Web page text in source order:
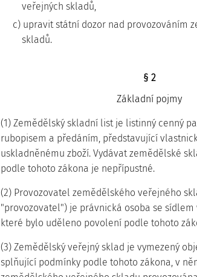
veřejných skladů,
c) upravit státní dozor nad provozováním
skladů.
§ 2
Základní pojmy
(1) Zemědělský skladní list je listinný cenný
rubopisem a předáním, představující
uskladněnému zboží. Vydávat zemědělské
podle tohoto zákona je nepřípustné.
(2) Provozovatel zemědělského veřejného
"provozovatel") je právnická osoba se sídlem
které bylo uděleno povolení podle tohoto
(3) Zemědělský veřejný sklad je vymezený
splňující podmínky podle tohoto zákona, v